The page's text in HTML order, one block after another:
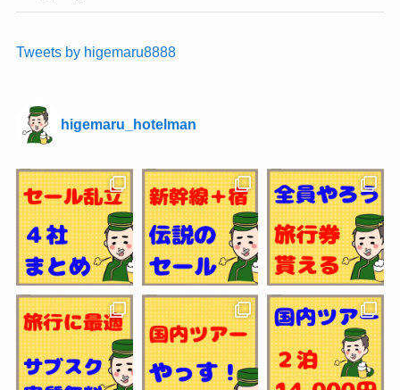
Tweets by higemaru8888
higemaru_hotelman